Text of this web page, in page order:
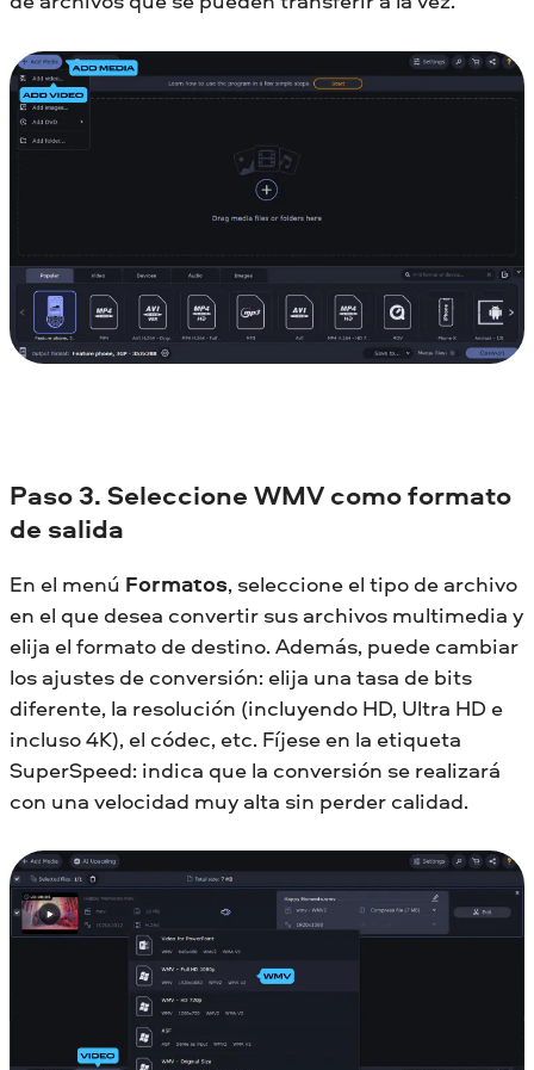
Paso 3. Seleccione WMV como formato
de salida
En el menú Formatos, seleccione el tipo de archivo
en el que desea convertir sus archivos multimedia y
elija el formato de destino. Además, puede cambiar
los ajustes de conversión: elija una tasa de bits
diferente, la resolución (incluyendo HD, Ultra HD e
incluso 4K), el códec, etc. Fíjese en la etiqueta
SuperSpeed: indica que la conversión se realizará
con una velocidad muy alta sin perder calidad.